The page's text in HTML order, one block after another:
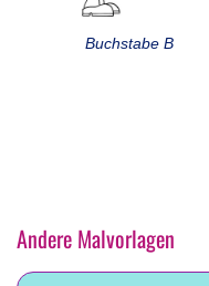
Buchstabe B
Andere Malvorlagen